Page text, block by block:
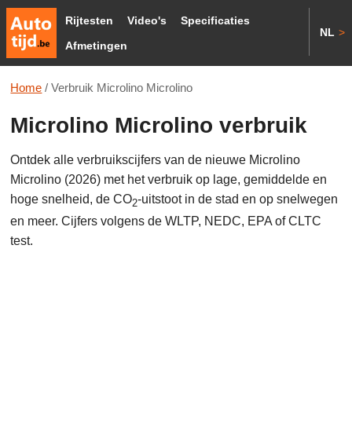
Rijtesten Video's
Specificaties
Afmetingen
NL >
Home / Verbruik Microlino Microlino
Microlino Microlino verbruik
Ontdek alle verbruikscijfers van de nieuwe Microlino
Microlino (2026) met het verbruik op lage, gemiddelde en
hoge snelheid, de CO2-uitstoot in de stad en op snelwegen
en meer. Cijfers volgens de WLTP, NEDC, EPA of CLTC
test.